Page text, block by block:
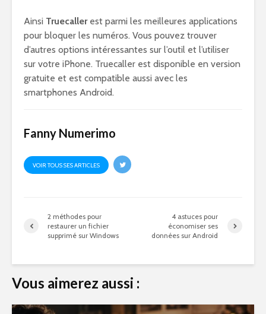
Ainsi Truecaller est parmi les meilleures applications
pour bloquer les numéros. Vous pouvez trouver
d’autres options intéressantes sur l’outil et l’utiliser
sur votre iPhone. Truecaller est disponible en version
gratuite et est compatible aussi avec les
smartphones Android.
Fanny Numerimo
VOIR TOUS SES ARTICLES
2 méthodes pour
restaurer un fichier
supprimé sur Windows
4 astuces pour
économiser ses
données sur Android
Vous aimerez aussi :